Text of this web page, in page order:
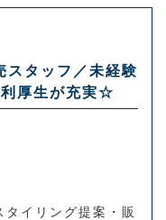
スタッフ／未経験
厚生が充実☆
イリング提案・販